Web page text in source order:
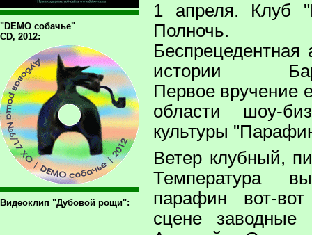
"DEMO собачье"
CD, 2012:
Видеоклип "Дубовой рощи":
1 апреля. Клуб
Полночь.
Беспрецедентная
истории
Первое вручение
области шоу-
культуры
Ветер клубный,
Температура
парафин вот-
сцене